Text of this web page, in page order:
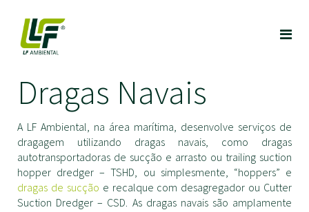
Dragas Navais
A LF Ambiental, na área marítima, desenvolve serviços de
dragagem utilizando dragas navais, como dragas
autotransportadoras de sucção e arrasto ou trailing suction
hopper dredger – TSHD, ou simplesmente, “hoppers” e
dragas de sucção e recalque com desagregador ou Cutter
Suction Dredger – CSD. As dragas navais são amplamente